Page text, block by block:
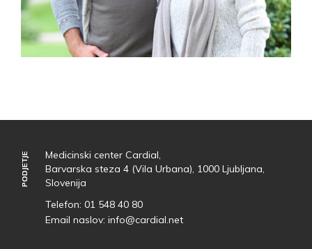
PODJETJE
PODJETJE
Medicinski center Cardial,
Barvarska steza 4 (Vila Urbana), 1000 Ljubljana,
Slovenija
Telefon: 01 548 40 80
Email naslov: info@cardial.net